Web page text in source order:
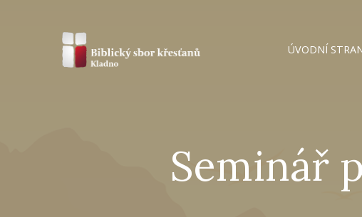
ÚVODNÍ
Seminář